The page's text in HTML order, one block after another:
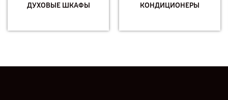
ДУХОВЫЕ ШКАФЫ КОНДИЦИОНЕРЫ